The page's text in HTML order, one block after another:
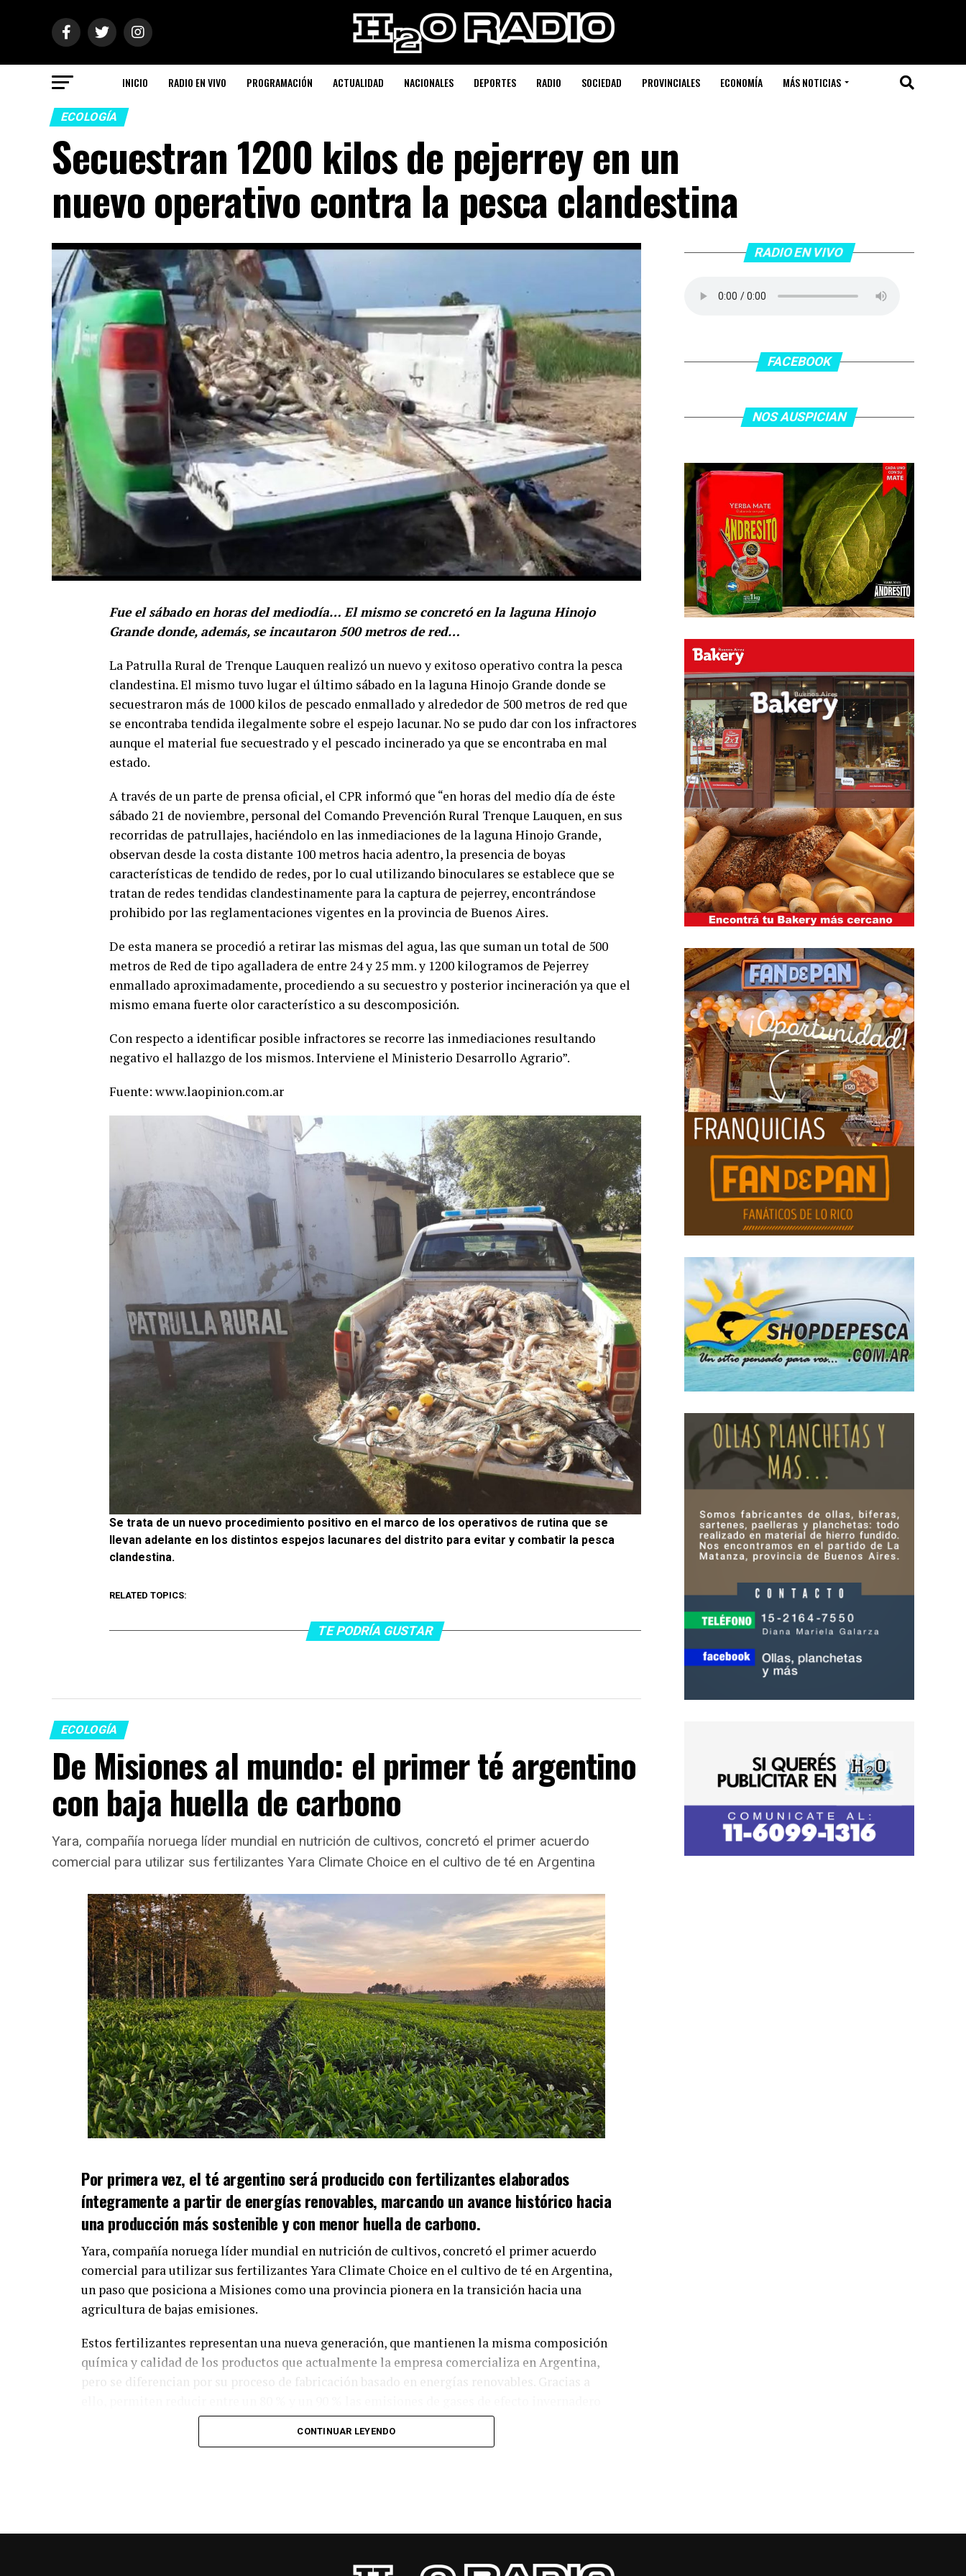
INICIO RADIO EN VIVO PROGRAMACIÓN ACTUALIDAD NACIONALES DEPORTES RADIO SOCIEDAD PROVINCIALES ECONOMÍA MÁS NOTICIAS
ECOLOGÍA
Secuestran 1200 kilos de pejerrey en un
nuevo operativo contra la pesca clandestina
Fue el sábado en horas del mediodía… El mismo se concretó en la laguna Hinojo
Grande donde, además, se incautaron 500 metros de red…
La Patrulla Rural de Trenque Lauquen realizó un nuevo y exitoso operativo contra la pesca
clandestina. El mismo tuvo lugar el último sábado en la laguna Hinojo Grande donde se
secuestraron más de 1000 kilos de pescado enmallado y alrededor de 500 metros de red que
se encontraba tendida ilegalmente sobre el espejo lacunar. No se pudo dar con los infractores
aunque el material fue secuestrado y el pescado incinerado ya que se encontraba en mal
estado.
A través de un parte de prensa oficial, el CPR informó que “en horas del medio día de éste
sábado 21 de noviembre, personal del Comando Prevención Rural Trenque Lauquen, en sus
recorridas de patrullajes, haciéndolo en las inmediaciones de la laguna Hinojo Grande,
observan desde la costa distante 100 metros hacia adentro, la presencia de boyas
características de tendido de redes, por lo cual utilizando binoculares se establece que se
tratan de redes tendidas clandestinamente para la captura de pejerrey, encontrándose
prohibido por las reglamentaciones vigentes en la provincia de Buenos Aires.
De esta manera se procedió a retirar las mismas del agua, las que suman un total de 500
metros de Red de tipo agalladera de entre 24 y 25 mm. y 1200 kilogramos de Pejerrey
enmallado aproximadamente, procediendo a su secuestro y posterior incineración ya que el
mismo emana fuerte olor característico a su descomposición.
Con respecto a identificar posible infractores se recorre las inmediaciones resultando
negativo el hallazgo de los mismos. Interviene el Ministerio Desarrollo Agrario”.
Fuente: www.laopinion.com.ar
Se trata de un nuevo procedimiento positivo en el marco de los operativos de rutina que se
llevan adelante en los distintos espejos lacunares del distrito para evitar y combatir la pesca
clandestina.
RELATED TOPICS:
TE PODRÍA GUSTAR
ECOLOGÍA
De Misiones al mundo: el primer té argentino
con baja huella de carbono
Yara, compañía noruega líder mundial en nutrición de cultivos, concretó el primer acuerdo
comercial para utilizar sus fertilizantes Yara Climate Choice en el cultivo de té en Argentina
Por primera vez, el té argentino será producido con fertilizantes elaborados
íntegramente a partir de energías renovables, marcando un avance histórico hacia
una producción más sostenible y con menor huella de carbono.
Yara, compañía noruega líder mundial en nutrición de cultivos, concretó el primer acuerdo
comercial para utilizar sus fertilizantes Yara Climate Choice en el cultivo de té en Argentina,
un paso que posiciona a Misiones como una provincia pionera en la transición hacia una
agricultura de bajas emisiones.
Estos fertilizantes representan una nueva generación, que mantienen la misma composición
química y calidad de los productos que actualmente la empresa comercializa en Argentina,
pero se diferencian por su proceso de fabricación basado en energías renovables. Gracias a
asociadas a la nutrición de cultivos, sin necesidad de modificar las prácticas de manejo ni
producción responsable de té y yerba mate, dos cultivos emblemáticos de la provincia.
Para Yara, este logro refuerza la expansión de la iniciativa “Yara Climate Choice” en
CONTINUAR LEYENDO
RADIO EN VIVO
FACEBOOK
NOS AUSPICIAN